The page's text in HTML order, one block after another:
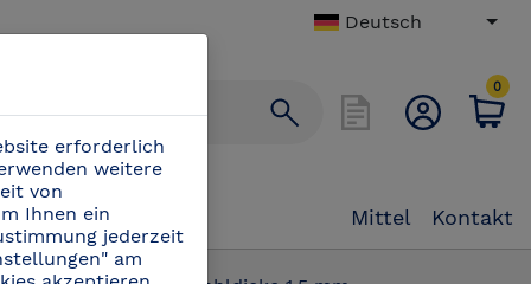
Deutsch
0
Mittel Kontakt
erforderlich
weitere
von
Ihnen ein
jederzeit
am